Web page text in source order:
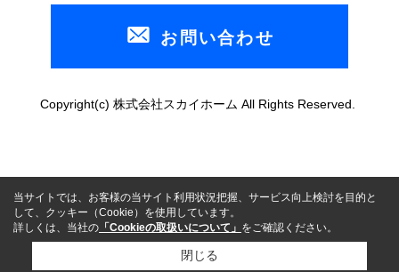
お問い合わせ
Copyright(c) 株式会社スカイホーム All Rights Reserved.
当サイトでは、お客様の当サイト利用状況把握、サービス向上検討を目的と
して、クッキー（Cookie）を使用しています。
詳しくは、当社の 「Cookieの取扱いについて」 をご確認ください。
閉じる